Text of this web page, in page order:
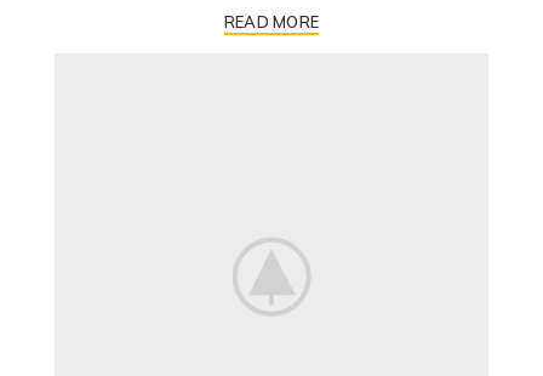
READ MORE